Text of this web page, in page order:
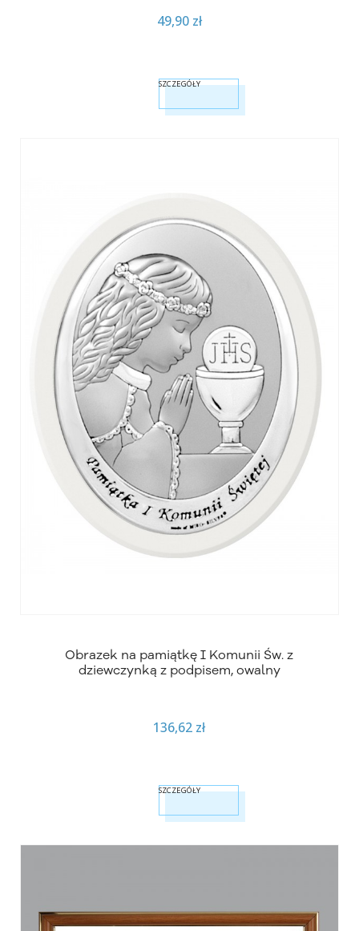
49,90 zł
SZCZEGÓŁY
Obrazek na pamiątkę I Komunii Św. z
dziewczynką z podpisem, owalny
136,62 zł
SZCZEGÓŁY